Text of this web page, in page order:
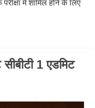
में शामिल होने के लिए
1 एडमिट